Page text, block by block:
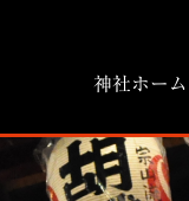
神社ホーム